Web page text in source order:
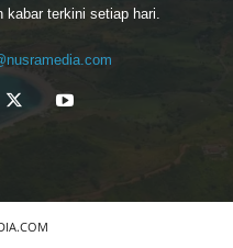
kabar terkini setiap hari.